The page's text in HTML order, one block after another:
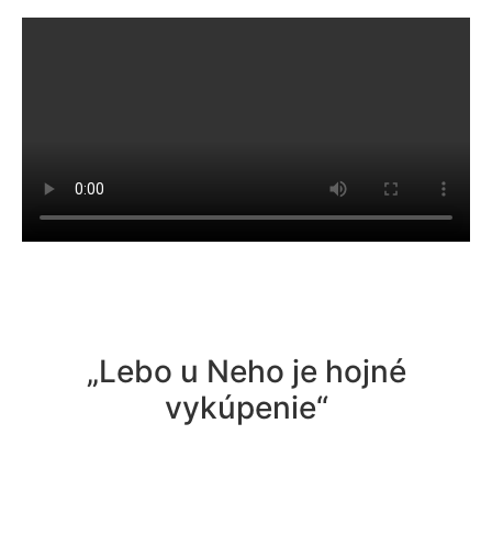
„Lebo u Neho je hojné
vykúpenie“